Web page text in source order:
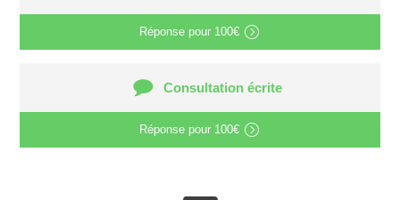
Réponse pour 100€
Consultation écrite
Réponse pour 100€